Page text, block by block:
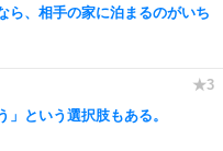
ら、相手の家に泊まるのがいち
」という選択肢もある。